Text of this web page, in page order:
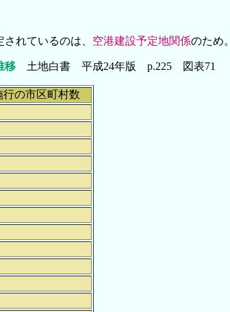
れているのは、 空港建設予定地関係のため。
移 土地白書 平成24年版 p.225 図表71
行の市区町村数